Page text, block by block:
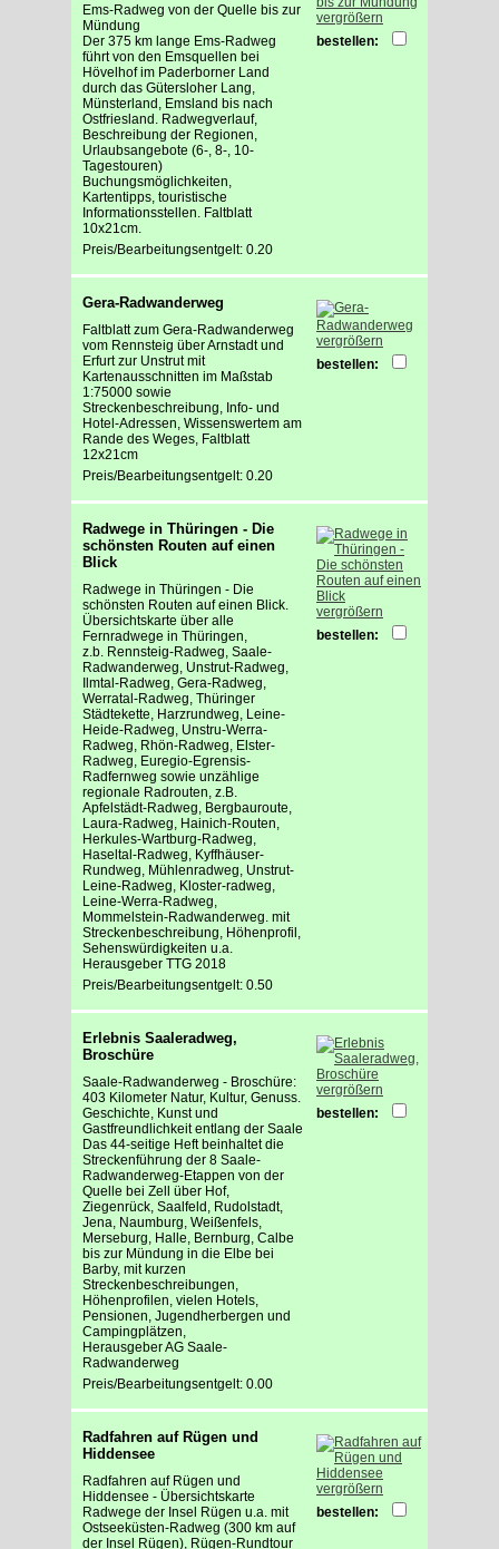
Ems-Radweg von der Quelle bis zur
Mündung
Der 375 km lange Ems-Radweg
führt von den Emsquellen bei
Hövelhof im Paderborner Land
durch das Gütersloher Lang,
Münsterland, Emsland bis nach
Ostfriesland. Radwegverlauf,
Beschreibung der Regionen,
Urlaubsangebote (6-, 8-, 10-
Tagestouren)
Buchungsmöglichkeiten,
Kartentipps, touristische
Informationsstellen. Faltblatt
10x21cm.
Preis/Bearbeitungsentgelt: 0.20
vergrößern
bestellen:
Gera-Radwanderweg
Faltblatt zum Gera-Radwanderweg
vom Rennsteig über Arnstadt und
Erfurt zur Unstrut mit
Kartenausschnitten im Maßstab
1:75000 sowie
Streckenbeschreibung, Info- und
Hotel-Adressen, Wissenswertem am
Rande des Weges, Faltblatt
12x21cm
Preis/Bearbeitungsentgelt: 0.20
vergrößern
bestellen:
Radwege in Thüringen - Die
schönsten Routen auf einen
Blick
Radwege in Thüringen - Die
schönsten Routen auf einen Blick.
Übersichtskarte über alle
Fernradwege in Thüringen,
z.b. Rennsteig-Radweg, Saale-
Radwanderweg, Unstrut-Radweg,
Ilmtal-Radweg, Gera-Radweg,
Werratal-Radweg, Thüringer
Städtekette, Harzrundweg, Leine-
Heide-Radweg, Unstru-Werra-
Radweg, Rhön-Radweg, Elster-
Radweg, Euregio-Egrensis-
Radfernweg sowie unzählige
regionale Radrouten, z.B.
Apfelstädt-Radweg, Bergbauroute,
Laura-Radweg, Hainich-Routen,
Herkules-Wartburg-Radweg,
Haseltal-Radweg, Kyffhäuser-
Rundweg, Mühlenradweg, Unstrut-
Leine-Radweg, Kloster-radweg,
Leine-Werra-Radweg,
Mommelstein-Radwanderweg. mit
Streckenbeschreibung, Höhenprofil,
Sehenswürdigkeiten u.a.
Herausgeber TTG 2018
Preis/Bearbeitungsentgelt: 0.50
vergrößern
bestellen:
Erlebnis Saaleradweg,
Broschüre
Saale-Radwanderweg - Broschüre:
403 Kilometer Natur, Kultur, Genuss.
Geschichte, Kunst und
Gastfreundlichkeit entlang der Saale
Das 44-seitige Heft beinhaltet die
Streckenführung der 8 Saale-
Radwanderweg-Etappen von der
Quelle bei Zell über Hof,
Ziegenrück, Saalfeld, Rudolstadt,
Jena, Naumburg, Weißenfels,
Merseburg, Halle, Bernburg, Calbe
bis zur Mündung in die Elbe bei
Barby, mit kurzen
Streckenbeschreibungen,
Höhenprofilen, vielen Hotels,
Pensionen, Jugendherbergen und
Campingplätzen,
Herausgeber AG Saale-
Radwanderweg
Preis/Bearbeitungsentgelt: 0.00
vergrößern
bestellen:
Radfahren auf Rügen und
Hiddensee
Radfahren auf Rügen und
Hiddensee - Übersichtskarte
Radwege der Insel Rügen u.a. mit
Ostseeküsten-Radweg (300 km auf
der Insel Rügen), Rügen-Rundtour
vergrößern
bestellen: